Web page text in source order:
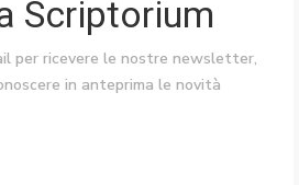
Scriptorium
per ricevere le nostre newsletter,
in anteprima le novità